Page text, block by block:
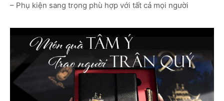
– Phụ kiện sang trọng phù hợp với tất cả mọi người